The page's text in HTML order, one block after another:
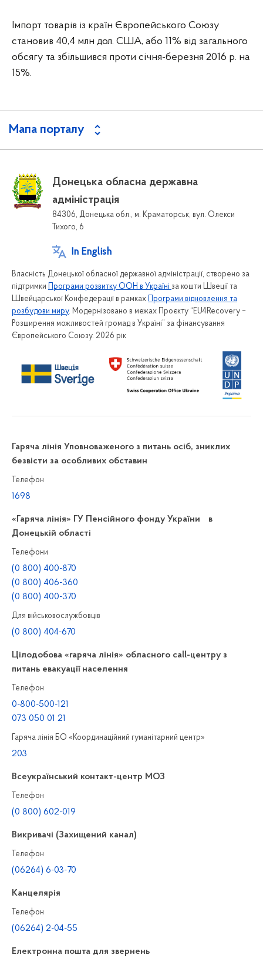
Імпорт товарів із країн Європейського Союзу
становив 40,4 млн дол. США, або 11% від загального
обсягу та збільшився проти січня-березня 2016 р. на
15%.
Мапа порталу
Донецька обласна державна
адміністрація
84306, Донецька обл., м. Краматорськ, вул. Олекси
Тихого, 6
In English
Власність Донецької обласної державної адміністрації, створено за
підтримки
Програми розвитку ООН в Україні за кошти Швеції та
Швейцарської Конфедерації в рамках
Програми відновлення та
розбудови миру. Модернізовано в межах Проєкту “EU4Recovery –
Розширення можливостей громад в Україні” за фінансування
Європейського Союзу. 2026 рік
Гаряча лінія Уповноваженого з питань осіб, зниклих
безвісти за особливих обставин
Телефон
1698
«Гаряча лінія» ГУ Пенсійного фонду України в
Донецькій області
Телефони
(0 800) 400-870
(0 800) 406-360
(0 800) 400-370
Для військовослужбовців
(0 800) 404-670
Цілодобова «гаряча лінія» обласного call-центру з
питань евакуації населення
Телефон
0-800-500-121
073 050 01 21
Гаряча лінія БО «Координаційний гуманітарний центр»
203
Всеукраїнський контакт-центр МОЗ
Телефон
(0 800) 602-019
Викривачі (Захищений канал)
Телефон
(06264) 6-03-70
Канцелярiя
Телефон
(06264) 2-04-55
Електронна пошта для звернень